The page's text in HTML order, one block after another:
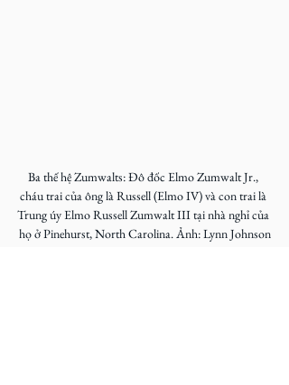
Ba thế hệ Zumwalts: Đô đốc Elmo Zumwalt Jr.,
cháu trai của ông là Russell (Elmo IV) và con trai là
Trung úy Elmo Russell Zumwalt III tại nhà nghỉ của
họ ở Pinehurst, North Carolina. Ảnh: Lynn Johnson